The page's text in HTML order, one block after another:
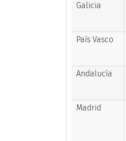
Galicia
País Vasco
Andalucía
Madrid